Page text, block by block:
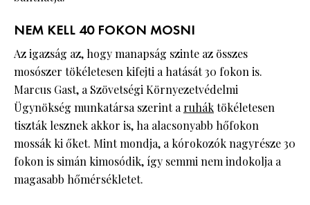
NEM KELL 40 FOKON MOSNI
Az igazság az, hogy manapság szinte az összes
mosószer tökéletesen kifejti a hatását 30 fokon is.
Marcus Gast, a Szövetségi Környezetvédelmi
Ügynökség munkatársa szerint aruháktökéletesen
tiszták lesznek akkor is, ha alacsonyabb hőfokon
mossák ki őket. Mint mondja, a kórokozók nagyrésze 30
fokon is simán kimosódik, így semmi nem indokolja a
magasabb hőmérsékletet.